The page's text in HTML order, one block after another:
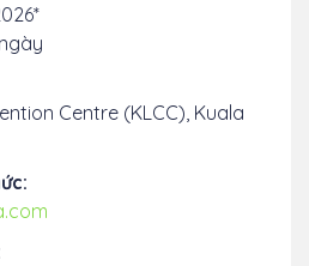
Centre (KLCC), Kuala